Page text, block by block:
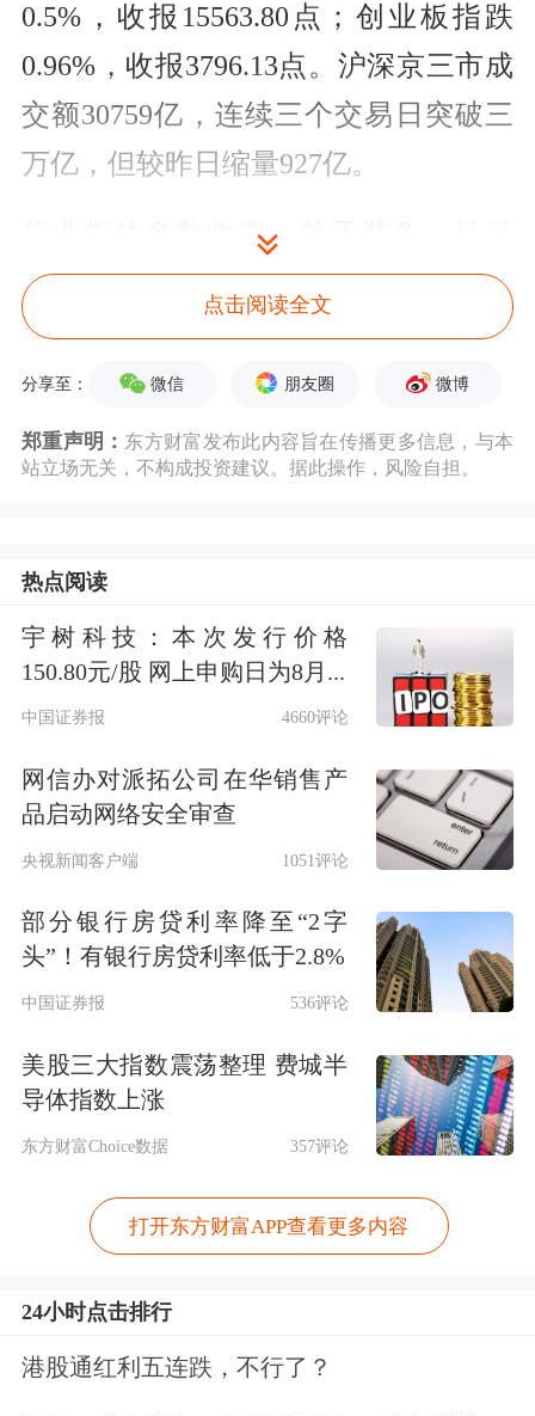
0.5%，收报15563.80点；创业板指跌
0.96%，收报3796.13点。沪深京三市成
交额30759亿，连续三个交易日突破三
万亿，但较昨日缩量927亿。
行业板块多数收涨，航天装备、
人、航运港口、军工电子、汽车零部
件、贵金属、通信设备板块涨幅居前，
能源金属、电池 板块跌幅居前。
个股方面，上涨股票超过3600只，逾
富春染织
行业资金流向：45.27亿净流入汽车零
部件
行业资金方面，截至收盘，汽车零部
件、军工电子、通信设备等净流入排名
亿。
净流出方面，半导体、电池、能源金属
等净流出排名靠前，其中半导体净流出
152.3亿元。
点击阅读全文
分享至： 微信 朋友圈 微博
郑重声明： 东方财富发布此内容旨在传播更多信息，与本
站立场无关，不构成投资建议。据此操作，风险自担。
热点阅读
宇树科技：本次发行价格
150.80元/股 网上申购日为8月...
中国证券报 4660评论
网信办对派拓公司在华销售产
品启动网络安全审查
央视新闻客户端 1051评论
部分银行房贷利率降至“2字
头”！有银行房贷利率低于2.8%
中国证券报 536评论
美股三大指数震荡整理 费城半
导体指数上涨
东方财富Choice数据 357评论
打开东方财富APP查看更多内容
24小时点击排行
港股通红利五连跌，不行了？